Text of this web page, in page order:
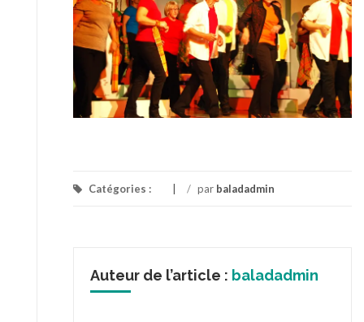
Catégories : / par baladadmin
Auteur de l’article : baladadmin